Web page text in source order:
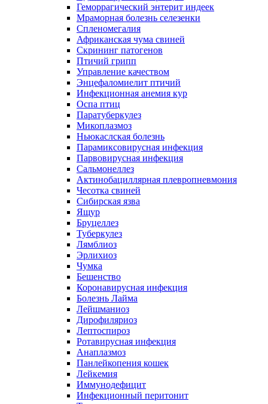
Геморрагический энтерит индеек
Мраморная болезнь селезенки
Спленомегалия
Африканская чума свиней
Скрининг патогенов
Птичий грипп
Управление качеством
Энцефаломиелит птичий
Инфекционная анемия кур
Оспа птиц
Паратуберкулез
Микоплазмоз
Ньюкаслская болезнь
Парамиксовирусная инфекция
Парвовирусная инфекция
Сальмонеллез
Актинобациллярная плевропневмония
Чесотка свиней
Сибирская язва
Ящур
Бруцеллез
Туберкулез
Лямблиоз
Эрлихиоз
Чумка
Бешенство
Коронавирусная инфекция
Болезнь Лайма
Лейшманиоз
Дирофиляриоз
Лептоспироз
Ротавирусная инфекция
Анаплазмоз
Панлейкопения кошек
Лейкемия
Иммунодефицит
Инфекционный перитонит